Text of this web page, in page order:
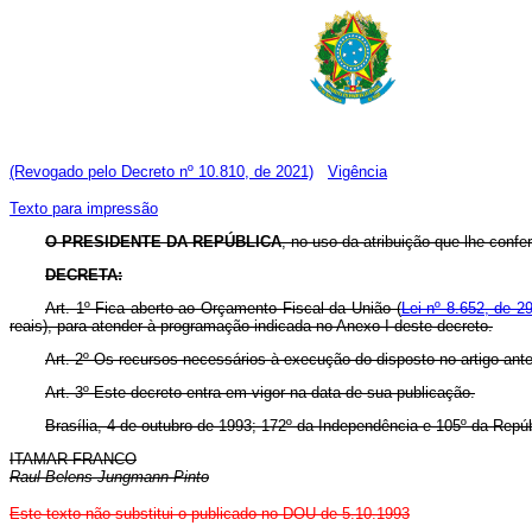
(Revogado pelo Decreto nº 10.810, de 2021) Vigência
Texto para impressão
O PRESIDENTE DA REPÚBLICA, no uso da atribuição que lhe
DECRETA:
Art. 1º Fica aberto ao Orçamento Fiscal da União (Lei nº 8.652, de
reais), para atender à programação indicada no Anexo I deste decreto.
Art. 2º Os recursos necessários à execução do disposto no artigo
Art. 3º Este decreto entra em vigor na data de sua publicação.
Brasília, 4 de outubro de 1993; 172º da Independência e 105º da
ITAMAR FRANCO
Raul Belens Jungmann Pinto
Este texto não substitui o publicado no DOU de 5.10.1993